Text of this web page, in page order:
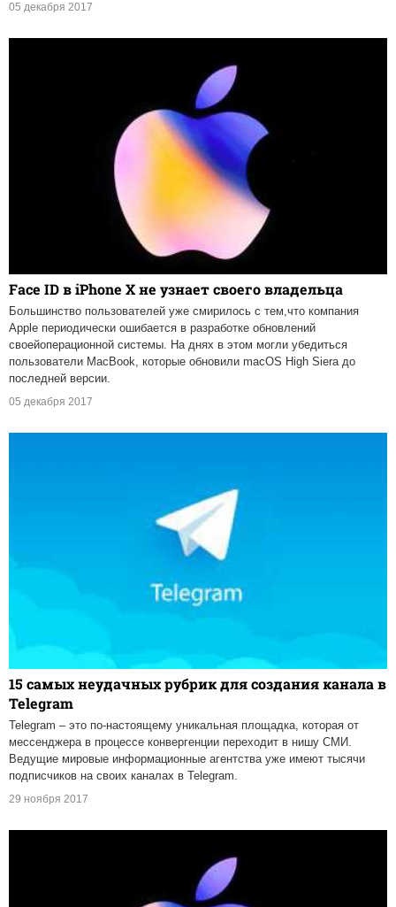
05 декабря 2017
Face ID в iPhone X не узнает своего владельца
Большинство пользователей уже смирилось с тем,что компания
Apple периодически ошибается в разработке обновлений
своейоперационной системы. На днях в этом могли убедиться
пользователи MacBook, которые обновили macOS High Siera до
последней версии.
05 декабря 2017
15 самых неудачных рубрик для создания канала в
Telegram
Telegram – это по-настоящему уникальная площадка, которая от
мессенджера в процессе конвергенции переходит в нишу СМИ.
Ведущие мировые информационные агентства уже имеют тысячи
подписчиков на своих каналах в Telegram.
29 ноября 2017